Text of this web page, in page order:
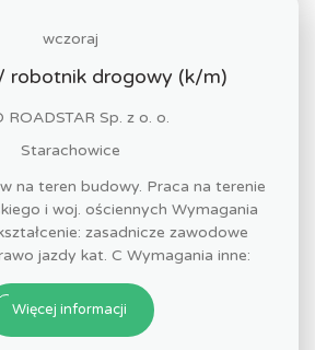
wczoraj
robotnik drogowy (k/m)
ROADSTAR Sp. z o. o.
Starachowice
na teren budowy. Praca na terenie
i woj. ościennych Wymagania
zasadnicze zawodowe
jazdy kat. C Wymagania inne:
Więcej informacji